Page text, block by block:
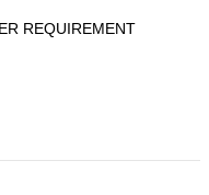
REQUIREMENT